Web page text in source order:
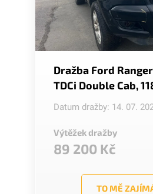
Dražba Ford
TDCi Double Cab,
Datum dražby: 14. 07.
Výtěžek dražby
89 200 Kč
TO MĚ